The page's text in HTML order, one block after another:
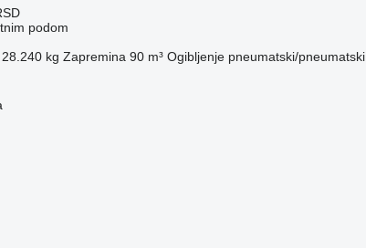
podom
28.240 kg Zapremina 90 m³ Ogibljenje pneumatski/pneumatski